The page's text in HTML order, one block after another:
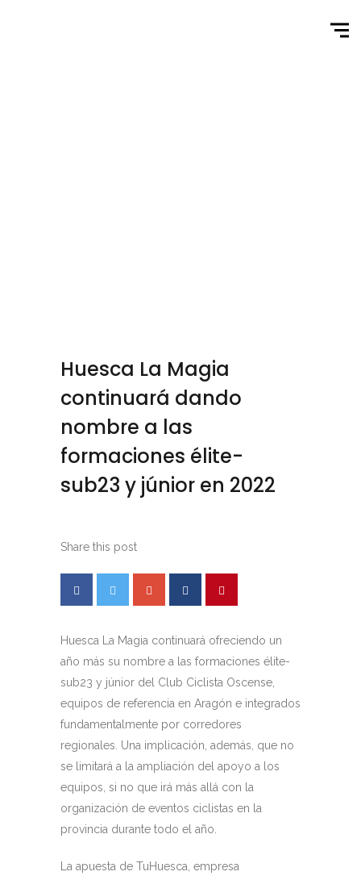
Huesca La Magia
continuará dando
nombre a las
formaciones élite-
sub23 y júnior en 2022
Share this post
Huesca La Magia continuará ofreciendo un
año más su nombre a las formaciones élite-
sub23 y júnior del Club Ciclista Oscense,
equipos de referencia en Aragón e integrados
fundamentalmente por corredores
regionales. Una implicación, además, que no
se limitará a la ampliación del apoyo a los
equipos, si no que irá más allá con la
organización de eventos ciclistas en la
provincia durante todo el año.
La apuesta de TuHuesca, empresa